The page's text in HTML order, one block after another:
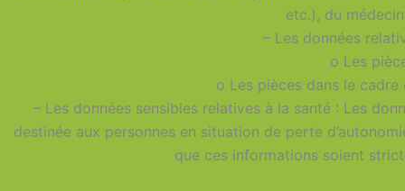
etc.), du
– Les données
o Les
o Les pièces dans le
– Les données sensibles relatives à la santé : Les
destinée aux personnes en situation de perte
que ces informations soient